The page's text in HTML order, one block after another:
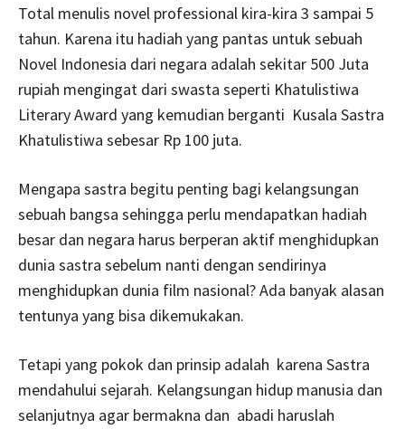
Total menulis novel professional kira-kira 3 sampai 5
tahun. Karena itu hadiah yang pantas untuk sebuah
Novel Indonesia dari negara adalah sekitar 500 Juta
rupiah mengingat dari swasta seperti Khatulistiwa
Literary Award yang kemudian berganti Kusala Sastra
Khatulistiwa sebesar Rp 100 juta.
Mengapa sastra begitu penting bagi kelangsungan
sebuah bangsa sehingga perlu mendapatkan hadiah
besar dan negara harus berperan aktif menghidupkan
dunia sastra sebelum nanti dengan sendirinya
menghidupkan dunia film nasional? Ada banyak alasan
tentunya yang bisa dikemukakan.
Tetapi yang pokok dan prinsip adalah karena Sastra
mendahului sejarah. Kelangsungan hidup manusia dan
selanjutnya agar bermakna dan abadi haruslah